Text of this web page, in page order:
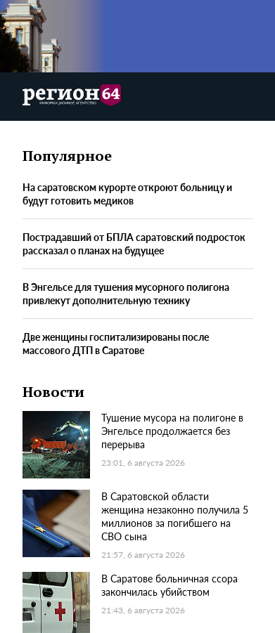
Популярное
На саратовском курорте откроют больницу и
будут готовить медиков
Пострадавший от БПЛА саратовский подросток
рассказал о планах на будущее
В Энгельсе для тушения мусорного полигона
привлекут дополнительную технику
Две женщины госпитализированы после
массового ДТП в Саратове
Новости
Тушение мусора на полигоне в
Энгельсе продолжается без
перерыва
23:01, 6 августа 2026
В Саратовской области
женщина незаконно получила 5
миллионов за погибшего на
СВО сына
21:57, 6 августа 2026
В Саратове больничная ссора
закончилась убийством
21:43, 6 августа 2026